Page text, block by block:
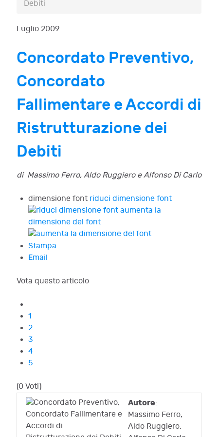
Debiti
Luglio 2009
Concordato Preventivo,
Concordato
Fallimentare e Accordi di
Ristrutturazione dei
Debiti
di Massimo Ferro, Aldo Ruggiero e Alfonso Di Carlo
dimensione font riduci dimensione font
aumenta la
dimensione del font
Stampa
Email
Vota questo articolo
1
2
3
4
5
(0 Voti)
Autore:
Massimo Ferro,
Aldo Ruggiero,